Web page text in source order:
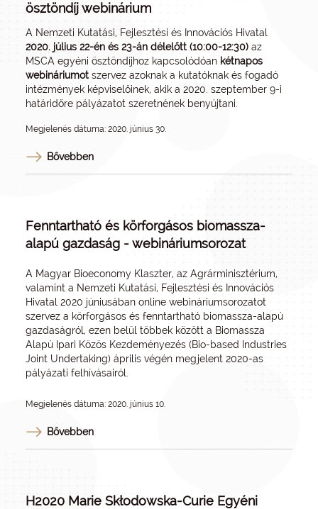
ösztöndíj webinárium
A Nemzeti Kutatási, Fejlesztési és Innovációs Hivatal
2020. július 22-én és 23-án délelőtt (10:00-12:30) az
MSCA egyéni ösztöndíjhoz kapcsolódóan kétnapos
webináriumot szervez azoknak a kutatóknak és fogadó
intézmények képviselőinek, akik a 2020. szeptember 9-i
határidőre pályázatot szeretnének benyújtani.
Megjelenés dátuma: 2020. június 30.
Bővebben
Fenntartható és körforgásos biomassza-
alapú gazdaság - webináriumsorozat
A Magyar Bioeconomy Klaszter, az Agrárminisztérium,
valamint a Nemzeti Kutatási, Fejlesztési és Innovációs
Hivatal 2020 júniusában online webináriumsorozatot
szervez a körforgásos és fenntartható biomassza-alapú
gazdaságról, ezen belül többek között a Biomassza
Alapú Ipari Közös Kezdeményezés (Bio-based Industries
Joint Undertaking) április végén megjelent 2020-as
pályázati felhívásairól.
Megjelenés dátuma: 2020. június 10.
Bővebben
H2020 Marie Skłodowska-Curie Egyéni